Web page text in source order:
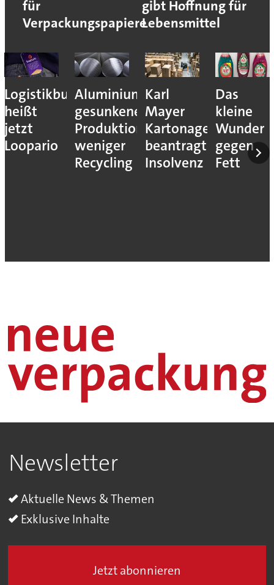
für
Verpackungspapiere
gibt Hoffnung für
Lebensmittel
Logistikbude
heißt
jetzt
Loopario
Aluminiumindustrie:
gesunkene
Produktion,
weniger
Recycling
Karl
Mayer
Kartonagenfabrik
beantragt
Insolvenz
Das
kleine
Wunder
gegen
Fett
Newsletter
Aktuelle News & Themen
Exklusive Inhalte
Jetzt abonnieren